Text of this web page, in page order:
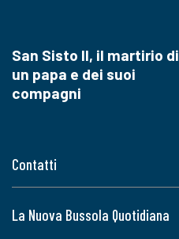
Contatti
La Nuova Bussola Quotidiana
San Sisto II, il martirio di
un papa e dei suoi
compagni